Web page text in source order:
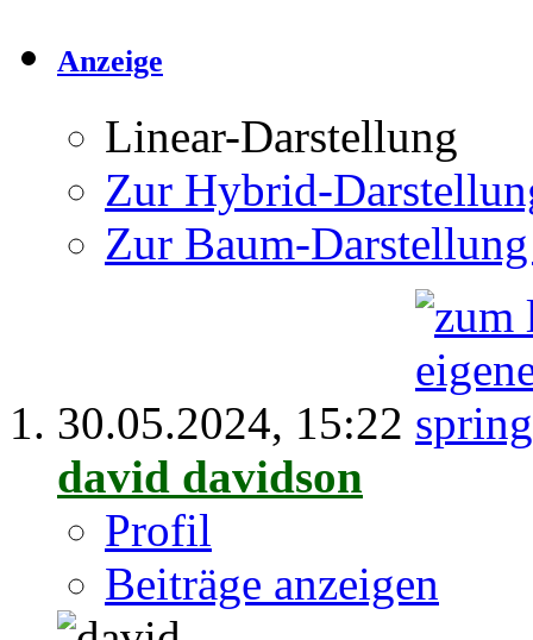
Anzeige
Linear-Darstellung
Zur Hybrid-
Zur Baum-
30.05.2024, 15:22
david davidson
Profil
Beiträge anzeigen